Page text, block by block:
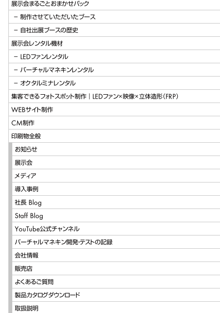
展示会まるごとおまかせパック
制作させていただいたブース
自社出展ブースの歴史
展示会レンタル機材
LEDファンレンタル
バーチャルマネキンレンタル
オクタルミナレンタル
集客できるフォトスポット制作｜LEDファン×映像×立体造形（FRP）
WEBサイト制作
CM制作
印刷物全般
お知らせ
展示会
メディア
導入事例
社長 Blog
Staff Blog
YouTube公式チャンネル
バーチャルマネキン開発・テストの記録
会社情報
販売店
よくあるご質問
製品カタログダウンロード
取扱説明